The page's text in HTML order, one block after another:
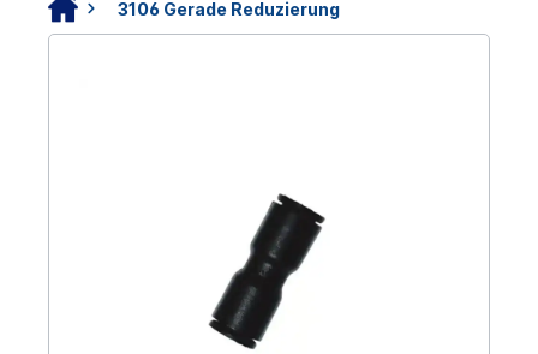
3106 Gerade Reduzierung